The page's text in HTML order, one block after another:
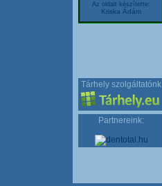
Az oldalt készítette:
Kriska Ádám
Tárhely szolgáltatónk
Partnereink: